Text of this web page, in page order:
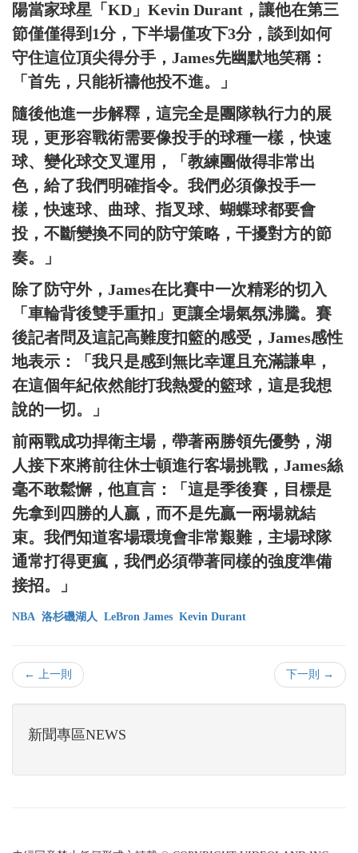
陽當家球星「KD」Kevin Durant，讓他在第三
節僅僅得到1分，下半場僅攻下3分，談到如何
守住這位頂尖得分手，James先幽默地笑稱：
「首先，只能祈禱他投不進。」
隨後他進一步解釋，這完全是團隊執行力的展
現，更形容戰術需要像投手的球種一樣，快速
球、變化球交叉運用，「教練團做得非常出
色，給了我們明確指令。我們必須像投手一
樣，快速球、曲球、指叉球、蝴蝶球都要會
投，不斷變換不同的防守策略，干擾對方的節
奏。」
除了防守外，James在比賽中一次精彩的切入
「車輪背後雙手重扣」更讓全場氣氛沸騰。賽
後記者問及這記高難度扣籃的感受，James感性
地表示：「我只是感到無比幸運且充滿謙卑，
在這個年紀依然能打我熱愛的籃球，這是我想
說的一切。」
前兩戰成功捍衛主場，帶著兩勝領先優勢，湖
人接下來將前往休士頓進行客場挑戰，James絲
毫不敢鬆懈，他直言：「這是季後賽，目標是
先拿到四勝的人贏，而不是先贏一兩場就結
束。我們知道客場環境會非常艱難，主場球隊
通常打得更瘋，我們必須帶著同樣的強度準備
接招。」
NBA 洛杉磯湖人 LeBron James Kevin Durant
← 上一則 下一則 →
新聞專區NEWS